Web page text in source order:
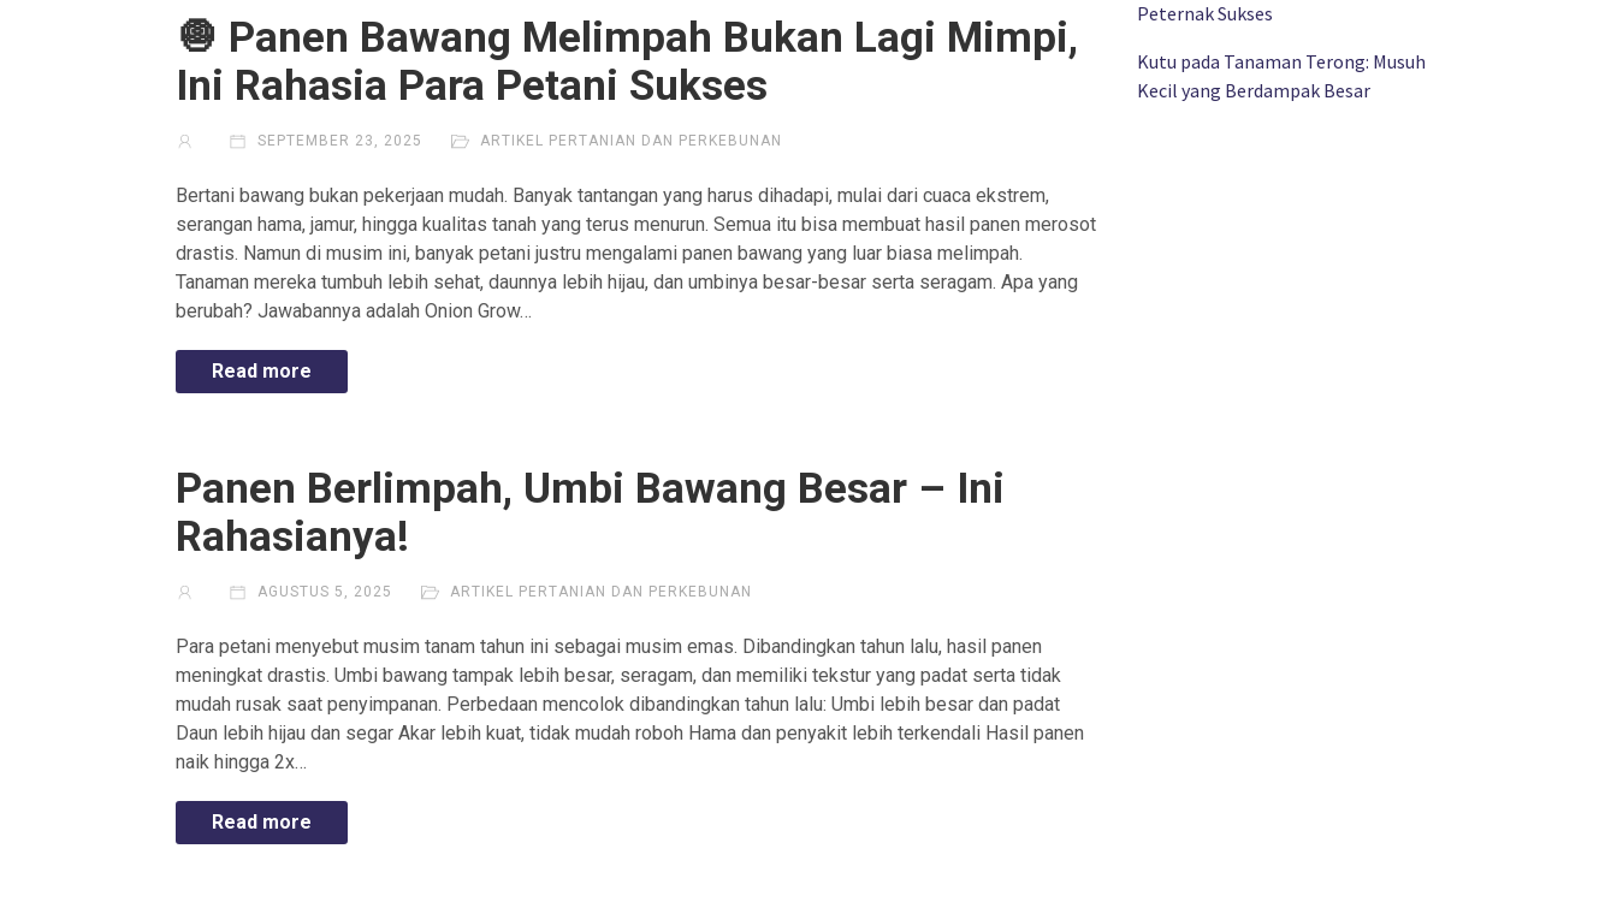
🧅 Panen Bawang Melimpah Bukan Lagi Mimpi,
Ini Rahasia Para Petani Sukses
SEPTEMBER 23, 2025 ARTIKEL PERTANIAN DAN PERKEBUNAN
Bertani bawang bukan pekerjaan mudah. Banyak tantangan yang harus dihadapi, mulai dari cuaca ekstrem,
serangan hama, jamur, hingga kualitas tanah yang terus menurun. Semua itu bisa membuat hasil panen merosot
drastis. Namun di musim ini, banyak petani justru mengalami panen bawang yang luar biasa melimpah.
Tanaman mereka tumbuh lebih sehat, daunnya lebih hijau, dan umbinya besar-besar serta seragam. Apa yang
berubah? Jawabannya adalah Onion Grow…
Read more
Panen Berlimpah, Umbi Bawang Besar – Ini
Rahasianya!
AGUSTUS 5, 2025 ARTIKEL PERTANIAN DAN PERKEBUNAN
Para petani menyebut musim tanam tahun ini sebagai musim emas. Dibandingkan tahun lalu, hasil panen
meningkat drastis. Umbi bawang tampak lebih besar, seragam, dan memiliki tekstur yang padat serta tidak
mudah rusak saat penyimpanan. Perbedaan mencolok dibandingkan tahun lalu: Umbi lebih besar dan padat
Daun lebih hijau dan segar Akar lebih kuat, tidak mudah roboh Hama dan penyakit lebih terkendali Hasil panen
naik hingga 2x…
Read more
Peternak Sukses
Kutu pada Tanaman Terong: Musuh
Kecil yang Berdampak Besar